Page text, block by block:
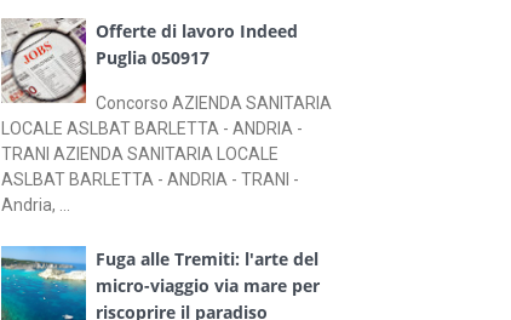
Offerte di lavoro Indeed
Puglia 050917
Concorso AZIENDA SANITARIA
LOCALE ASLBAT BARLETTA - ANDRIA -
TRANI AZIENDA SANITARIA LOCALE
ASLBAT BARLETTA - ANDRIA - TRANI -
Andria, ...
Fuga alle Tremiti: l'arte del
micro-viaggio via mare per
riscoprire il paradiso